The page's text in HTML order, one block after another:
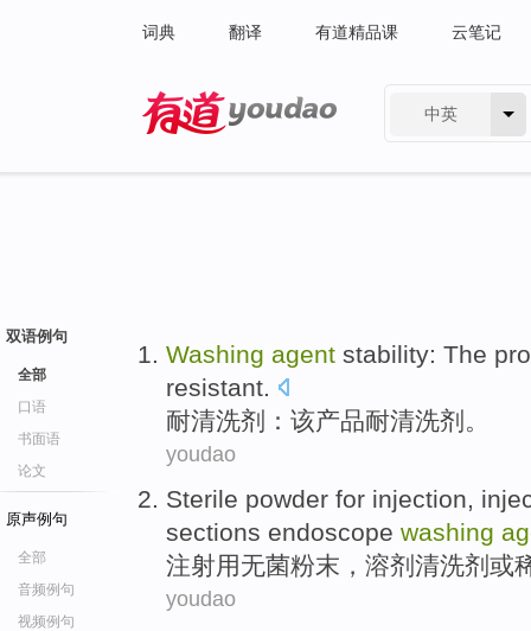
词典 翻译 有道精品课 云笔记
中英
双语例句
全部
口语
书面语
论文
原声例句
全部
音频例句
视频例句
Washing agent stability: The
resistant.
耐清洗剂 ： 该产品耐清洗剂。
youdao
Sterile powder for injection,
sections endoscope washing
注射用无菌粉末 ， 溶剂清洗剂 或
youdao